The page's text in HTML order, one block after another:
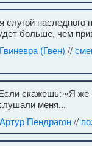
больше, чем
Гвиневра (Гвен) //
скажешь: «Я же
меня...
Артур Пендрагон//